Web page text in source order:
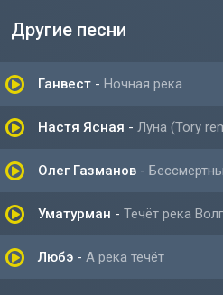
Другие песни
Ганвест - Ночная река
Настя Ясная - Луна (Tory
Олег Газманов -
Уматурман - Течёт река
Любэ - А река течёт